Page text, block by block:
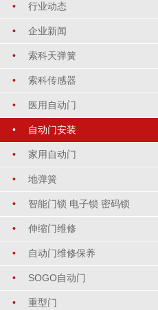
• 行业动态
• 企业新闻
• 索科天弹簧
• 索科传感器
• 医用自动门
• 自动门安装
• 家用自动门
• 地弹簧
• 智能门锁 电子锁 密码锁
• 伸缩门维修
• 自动门维修保养
• SOGO自动门
• 重型门